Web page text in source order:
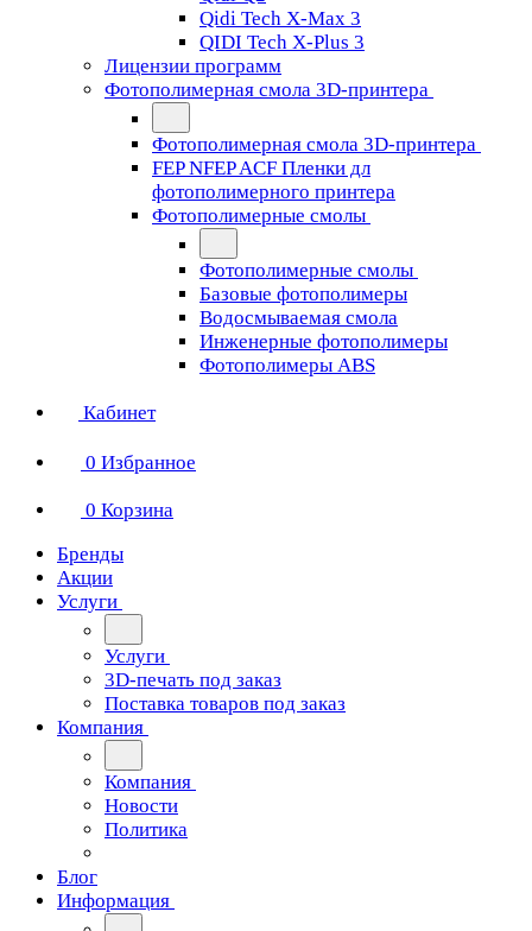
Qidi Tech X-Max 3
QIDI Tech X-Plus 3
Лицензии программ
Фотополимерная смола 3D-принтера
Фотополимерная смола 3D-принтера
FEP NFEP ACF Пленки дл
фотополимерного принтера
Фотополимерные смолы
Фотополимерные смолы
Базовые фотополимеры
Водосмываемая смола
Инженерные фотополимеры
Фотополимеры ABS
Кабинет
0 Избранное
0 Корзина
Бренды
Акции
Услуги
Услуги
3D-печать под заказ
Поставка товаров под заказ
Компания
Компания
Новости
Политика
Блог
Информация